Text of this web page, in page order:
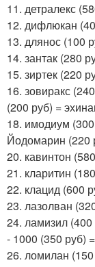
11. детралекс
12. дифлюкан
13. длянос (100
14. зантак (280
15. зиртек (220
16. зовиракс
(200 руб) =
18. имодиум
Йодомарин (220
20. кавинтон
21. кларитин
22. клацид (600
23. лазолван
24. ламизил
- 1000 (350 руб)
26. ломилан (150